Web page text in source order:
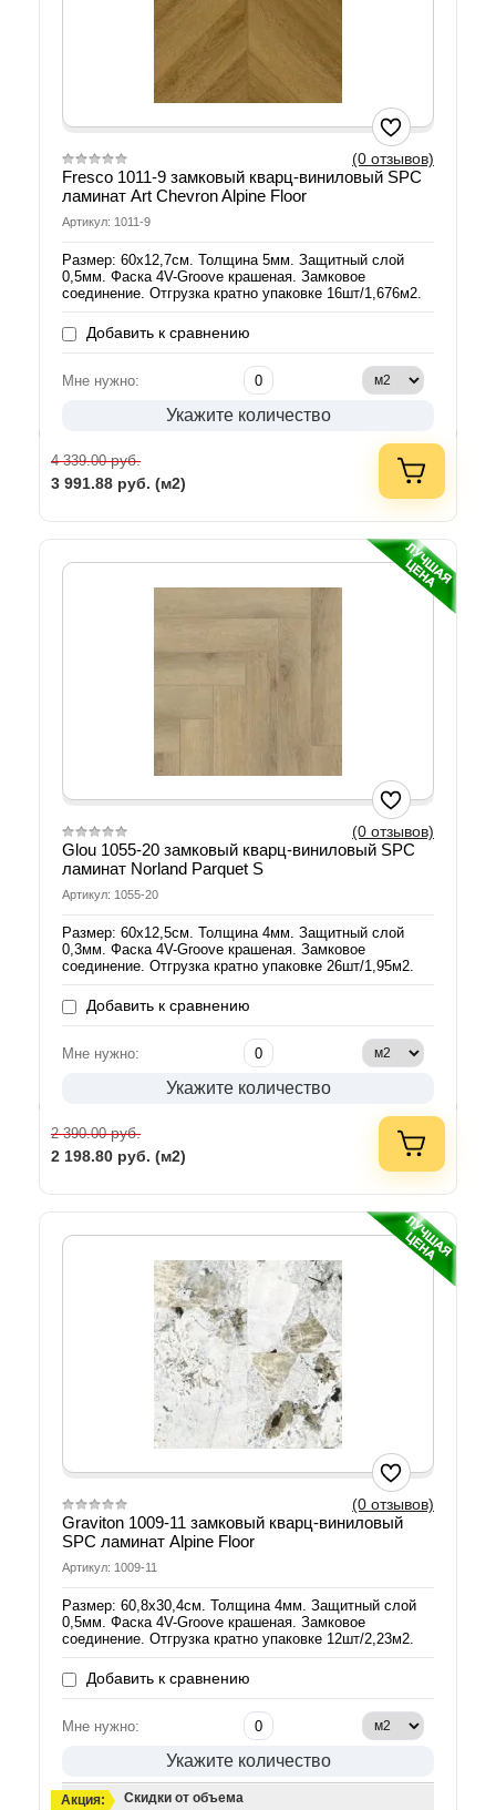
(0 отзывов)
Fresco 1011-9 замковый кварц-виниловый SPC
ламинат Art Chevron Alpine Floor
Артикул: 1011-9
Размер: 60х12,7см. Толщина 5мм. Защитный слой
0,5мм. Фаска 4V-Groove крашеная. Замковое
соединение. Отгрузка кратно упаковке 16шт/1,676м2.
Добавить к сравнению
Мне нужно:
Укажите количество
4 339.00руб.
3 991.88 руб. (м2)
(0 отзывов)
Glou 1055-20 замковый кварц-виниловый SPC
ламинат Norland Parquet S
Артикул: 1055-20
Размер: 60х12,5см. Толщина 4мм. Защитный слой
0,3мм. Фаска 4V-Groove крашеная. Замковое
соединение. Отгрузка кратно упаковке 26шт/1,95м2.
Добавить к сравнению
Мне нужно:
Укажите количество
2 390.00руб.
2 198.80 руб. (м2)
(0 отзывов)
Graviton 1009-11 замковый кварц-виниловый
SPC ламинат Alpine Floor
Артикул: 1009-11
Размер: 60,8х30,4см. Толщина 4мм. Защитный слой
0,5мм. Фаска 4V-Groove крашеная. Замковое
соединение. Отгрузка кратно упаковке 12шт/2,23м2.
Добавить к сравнению
Мне нужно:
Укажите количество
Акция: Скидки от объема